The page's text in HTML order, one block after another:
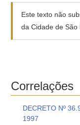
Este texto não
da Cidade de São
Correlações
DECRETO Nº
1997